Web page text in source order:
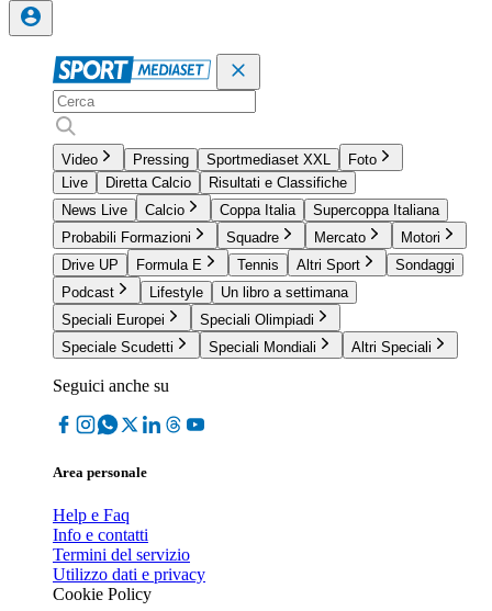
Video Pressing Sportmediaset XXL
Foto
Live
Diretta Calcio
Risultati e Classifiche
News Live
Calcio Coppa Italia
Supercoppa Italiana
Probabili Formazioni
Squadre Mercato
Motori
Drive UP
Formula E Tennis Altri Sport
Sondaggi
Podcast
Lifestyle
Un libro a settimana
Speciali Europei
Speciali Olimpiadi
Speciale Scudetti
Speciali Mondiali Altri Speciali
Seguici anche su
Area personale
Help e Faq
Info e contatti
Termini del servizio
Utilizzo dati e privacy
Cookie Policy